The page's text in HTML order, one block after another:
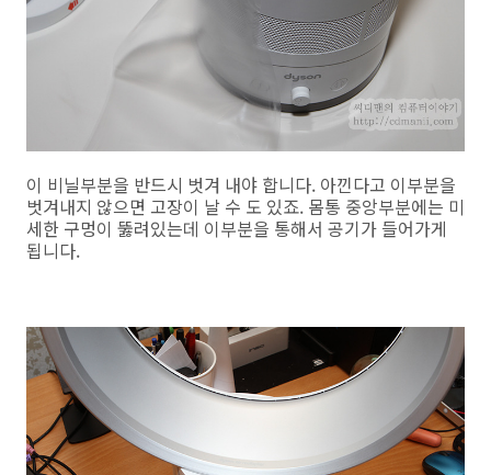
이 비닐부분을 반드시 벗겨 내야 합니다. 아낀다고 이부분을
벗겨내지 않으면 고장이 날 수 도 있죠. 몸통 중앙부분에는 미
세한 구멍이 뚫려있는데 이부분을 통해서 공기가 들어가게
됩니다.